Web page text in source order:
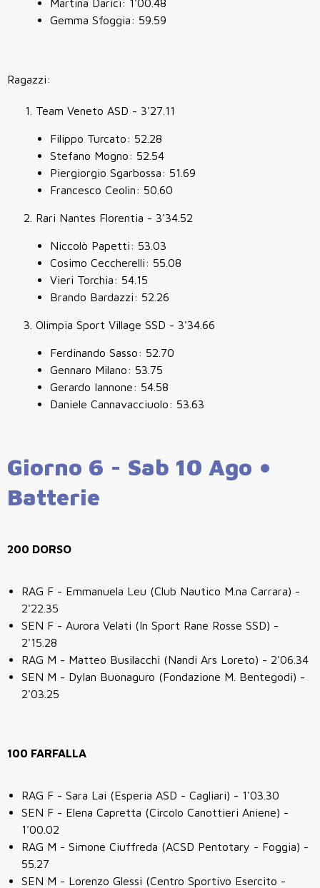
Martina Darici: 1'00.48
Gemma Sfoggia: 59.59
Ragazzi:
Team Veneto ASD - 3'27.11
Filippo Turcato: 52.28
Stefano Mogno: 52.54
Piergiorgio Sgarbossa: 51.69
Francesco Ceolin: 50.60
Rari Nantes Florentia - 3'34.52
Niccolò Papetti: 53.03
Cosimo Ceccherelli: 55.08
Vieri Torchia: 54.15
Brando Bardazzi: 52.26
Olimpia Sport Village SSD - 3'34.66
Ferdinando Sasso: 52.70
Gennaro Milano: 53.75
Gerardo Iannone: 54.58
Daniele Cannavacciuolo: 53.63
Giorno 6 - Sab 10 Ago •
Batterie
200 DORSO
RAG F - Emmanuela Leu (Club Nautico M.na Carrara) -
2'22.35
SEN F - Aurora Velati (In Sport Rane Rosse SSD) -
2'15.28
RAG M - Matteo Busilacchi (Nandi Ars Loreto) - 2'06.34
SEN M - Dylan Buonaguro (Fondazione M. Bentegodi) -
2'03.25
100 FARFALLA
RAG F - Sara Lai (Esperia ASD - Cagliari) - 1'03.30
SEN F - Elena Capretta (Circolo Canottieri Aniene) -
1'00.02
RAG M - Simone Ciuffreda (ACSD Pentotary - Foggia) -
55.27
SEN M - Lorenzo Glessi (Centro Sportivo Esercito -